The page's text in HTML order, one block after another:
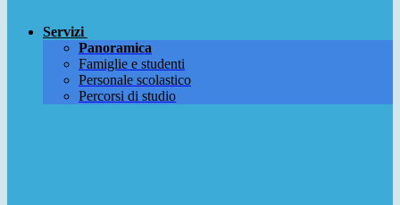
Servizi
Panoramica
Famiglie e studenti
Personale scolastico
Percorsi di studio